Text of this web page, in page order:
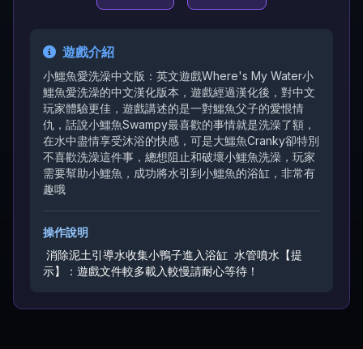
遊戲介紹
小鱷魚愛洗澡中文版：英文遊戲Where's My Water小
鱷魚愛洗澡的中文漢化版本，遊戲經過漢化後，對中文
玩家體驗更佳，遊戲講述的是一對鱷魚父子的愛恨情
仇，話說小鱷魚Swampy最喜歡的事情就是洗澡了額，
在水中盡情享受沐浴的快感，可是大鱷魚Cranky卻特別
不喜歡洗澡這件事，總想阻止和破壞小鱷魚洗澡，玩家
需要幫助小鱷魚，成功將水引到小鱷魚的浴缸，非常有
趣哦
操作說明
消除泥土引導水收集小鴨子進入浴缸 水管噴水【提
示】：遊戲文件較多載入較慢請耐心等待！